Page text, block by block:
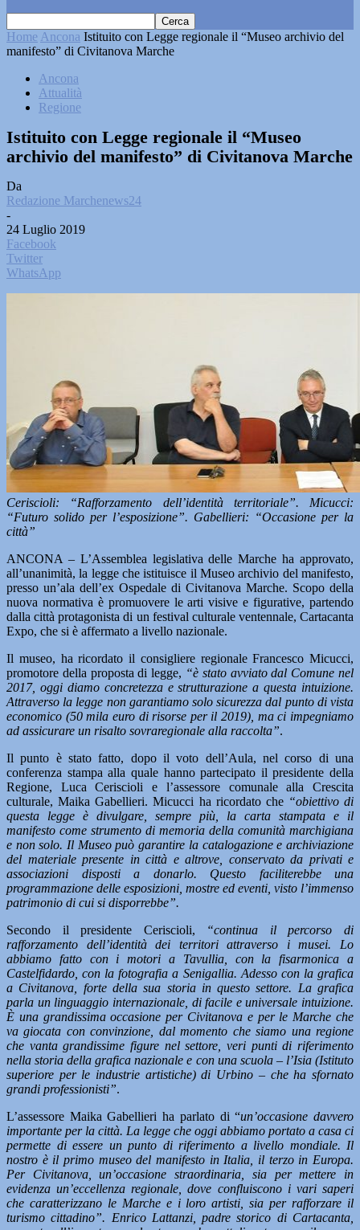
Home Ancona Istituito con Legge regionale il “Museo archivio del
manifesto” di Civitanova Marche
Ancona
Attualità
Regione
Istituito con Legge regionale il “Museo
archivio del manifesto” di Civitanova Marche
Da
Redazione Marchenews24
-
24 Luglio 2019
Facebook
Twitter
WhatsApp
Ceriscioli: “Rafforzamento dell’identità territoriale”. Micucci:
“Futuro solido per l’esposizione”. Gabellieri: “Occasione per la
città”
ANCONA – L’Assemblea legislativa delle Marche ha approvato,
all’unanimità, la legge che istituisce il Museo archivio del manifesto,
presso un’ala dell’ex Ospedale di Civitanova Marche. Scopo della
nuova normativa è promuovere le arti visive e figurative, partendo
dalla città protagonista di un festival culturale ventennale, Cartacanta
Expo, che si è affermato a livello nazionale.
Il museo, ha ricordato il consigliere regionale Francesco Micucci,
promotore della proposta di legge, “è stato avviato dal Comune nel
2017, oggi diamo concretezza e strutturazione a questa intuizione.
Attraverso la legge non garantiamo solo sicurezza dal punto di vista
economico (50 mila euro di risorse per il 2019), ma ci impegniamo
ad assicurare un risalto sovraregionale alla raccolta”.
Il punto è stato fatto, dopo il voto dell’Aula, nel corso di una
conferenza stampa alla quale hanno partecipato il presidente della
Regione, Luca Ceriscioli e l’assessore comunale alla Crescita
culturale, Maika Gabellieri. Micucci ha ricordato che “obiettivo di
questa legge è divulgare, sempre più, la carta stampata e il
manifesto come strumento di memoria della comunità marchigiana
e non solo. Il Museo può garantire la catalogazione e archiviazione
del materiale presente in città e altrove, conservato da privati e
associazioni disposti a donarlo. Questo faciliterebbe una
programmazione delle esposizioni, mostre ed eventi, visto l’immenso
patrimonio di cui si disporrebbe”.
Secondo il presidente Ceriscioli,
“continua il percorso di
rafforzamento dell’identità dei territori attraverso i musei. Lo
abbiamo fatto con i motori a Tavullia, con la fisarmonica a
Castelfidardo, con la fotografia a Senigallia. Adesso con la grafica
a Civitanova, forte della sua storia in questo settore. La grafica
parla un linguaggio internazionale, di facile e universale intuizione.
È una grandissima occasione per Civitanova e per le Marche che
va giocata con convinzione, dal momento che siamo una regione
che vanta grandissime figure nel settore, veri punti di riferimento
nella storia della grafica nazionale e con una scuola – l’Isia (Istituto
superiore per le industrie artistiche) di Urbino – che ha sfornato
grandi professionisti”.
L’assessore Maika Gabellieri ha parlato di “un’occasione davvero
importante per la città. La legge che oggi abbiamo portato a casa ci
permette di essere un punto di riferimento a livello mondiale. Il
nostro è il primo museo del manifesto in Italia, il terzo in Europa.
Per Civitanova, un’occasione straordinaria, sia per mettere in
evidenza un’eccellenza regionale, dove confluiscono i vari saperi
che caratterizzano le Marche e i loro artisti, sia per rafforzare il
turismo cittadino”. Enrico Lattanzi, padre storico di Cartacanta,